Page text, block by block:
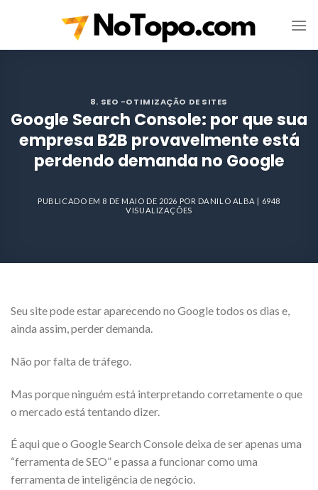
8. SEO -OTIMIZAÇÃO DE SITES
Google Search Console: por que sua
empresa B2B provavelmente está
perdendo demanda no Google
PUBLICADO EM 8 DE MAIO DE 2026 POR DANILO ALBA
| 6948
VISUALIZAÇÕES
Seu site pode estar aparecendo no Google todos os dias e,
ainda assim, perder demanda.
Não por falta de tráfego.
Mas porque ninguém está interpretando corretamente o que
o mercado está tentando dizer.
É aqui que o Google Search Console deixa de ser apenas uma
“ferramenta de SEO” e passa a funcionar como uma
ferramenta de inteligência de negócio.